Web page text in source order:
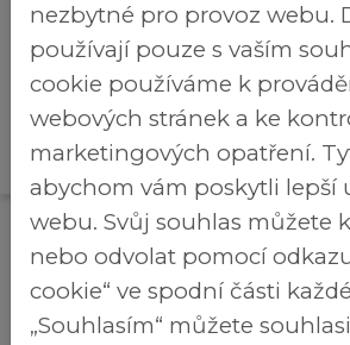
Brezineves.cz >
Kultura
čas
Fotogalerie
2020 - Dechovkový
nezbytné pro provoz webu.
používají pouze s vaším
cookie používáme k
webových stránek a ke
marketingových opatření.
abychom vám poskytli lepší
webu. Svůj souhlas můžete
nebo odvolat pomocí
cookie“ ve spodní části
„Souhlasím“ můžete